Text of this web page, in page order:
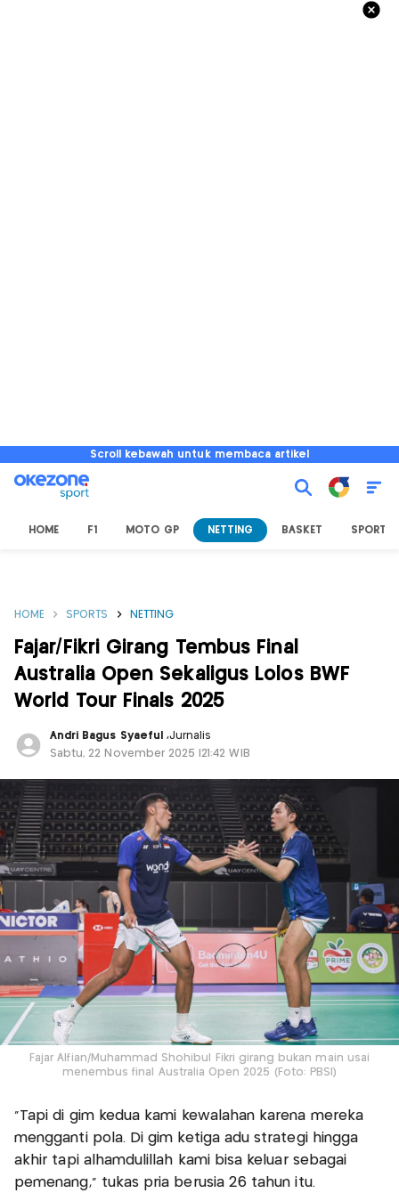
Scroll kebawah untuk membaca artikel
HOME F1 MOTO GP NETTING BASKET SPORT
HOME SPORTS NETTING
Fajar/Fikri Girang Tembus Final
Australia Open Sekaligus Lolos BWF
World Tour Finals 2025
Andri Bagus Syaeful ,Jurnalis
Sabtu, 22 November 2025 |21:42 WIB
Fajar Alfian/Muhammad Shohibul Fikri girang bukan main usai
menembus final Australia Open 2025 (Foto: PBSI)
“Tapi di gim kedua kami kewalahan karena mereka
mengganti pola. Di gim ketiga adu strategi hingga
akhir tapi alhamdulillah kami bisa keluar sebagai
pemenang," tukas pria berusia 26 tahun itu.